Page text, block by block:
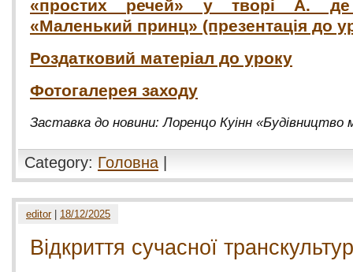
«простих речей» у творі А. де
«Маленький принц» (презентація до
Роздатковий матеріал до уроку
Фотогалерея заходу
Заставка до новини: Лоренцо Куінн «Будівництво
Category: Головна
editor| 18/12/2025
Відкриття сучасної